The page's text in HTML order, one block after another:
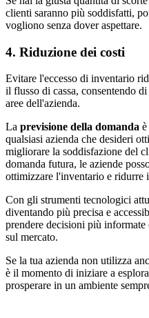
clienti saranno più soddisfatti,
vogliono senza dover aspettare.
4. Riduzione dei costi
Evitare l'eccesso di inventario
il flusso di cassa, consentendo
aree dell'azienda.
La previsione della domanda
qualsiasi azienda che desideri
migliorare la soddisfazione del
domanda futura, le aziende
ottimizzare l'inventario e ridurre
Con gli strumenti tecnologici
diventando più precisa e
prendere decisioni più
sul mercato.
Se la tua azienda non utilizza
è il momento di iniziare a
prosperare in un ambiente